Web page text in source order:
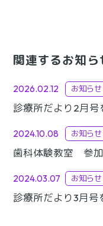
関連するお知ら
2026.02.12 お知らせ
診療所だより2月
2024.10.08 お知らせ
歯科体験教室 参加
2024.03.07 お知らせ
診療所だより3月号